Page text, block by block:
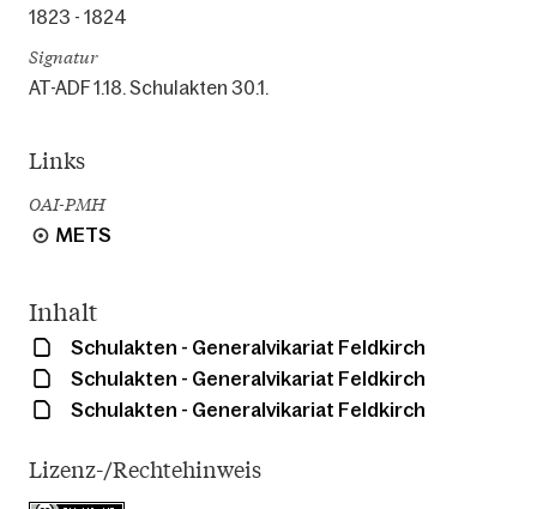
1823 - 1824
Signatur
AT-ADF 1.18. Schulakten 30.1.
Links
OAI-PMH
METS
Inhalt
Schulakten - Generalvikariat Feldkirch
Schulakten - Generalvikariat Feldkirch
Schulakten - Generalvikariat Feldkirch
Lizenz-/Rechtehinweis